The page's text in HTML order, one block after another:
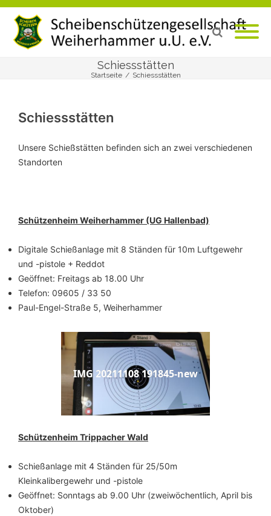
Schiessstätten
Startseite / Schiessstätten
Schiessstätten
Unsere Schießstätten befinden sich an zwei verschiedenen
Standorten
Schützenheim Weiherhammer (UG Hallenbad)
Digitale Schießanlage mit 8 Ständen für 10m Luftgewehr
und -pistole + Reddot
Geöffnet: Freitags ab 18.00 Uhr
Telefon: 09605 / 33 50
Paul-Engel-Straße 5, Weiherhammer
IMG 20211108 191845-new
Schützenheim Trippacher Wald
Schießanlage mit 4 Ständen für 25/50m
Kleinkalibergewehr und -pistole
Geöffnet: Sonntags ab 9.00 Uhr (zweiwöchentlich, April bis
Oktober)